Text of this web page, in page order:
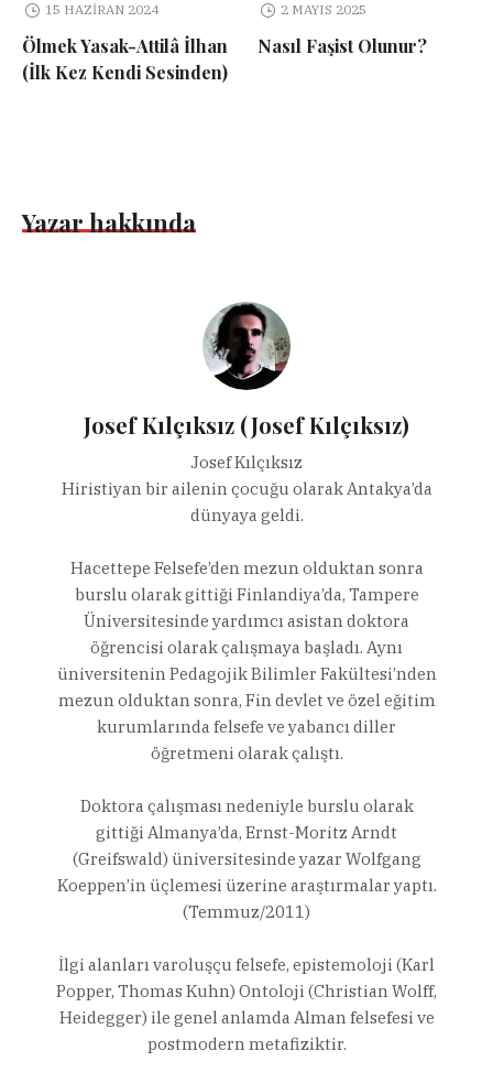
15 HAZIRAN 2024
Ölmek Yasak-Attilâ İlhan
(İlk Kez Kendi Sesinden)
2 MAYIS 2025
Nasıl Faşist Olunur?
Yazar hakkında
Josef Kılçıksız (Josef Kılçıksız)
Josef Kılçıksız
Hiristiyan bir ailenin çocuğu olarak Antakya’da
dünyaya geldi.
Hacettepe Felsefe’den mezun olduktan sonra
burslu olarak gittiği Finlandiya’da, Tampere
Üniversitesinde yardımcı asistan doktora
öğrencisi olarak çalışmaya başladı. Aynı
üniversitenin Pedagojik Bilimler Fakültesi’nden
mezun olduktan sonra, Fin devlet ve özel eğitim
kurumlarında felsefe ve yabancı diller
öğretmeni olarak çalıştı.
Doktora çalışması nedeniyle burslu olarak
gittiği Almanya’da, Ernst-Moritz Arndt
(Greifswald) üniversitesinde yazar Wolfgang
Koeppen’in üçlemesi üzerine araştırmalar yaptı.
(Temmuz/2011)
İlgi alanları varoluşçu felsefe, epistemoloji (Karl
Popper, Thomas Kuhn) Ontoloji (Christian Wolff,
Heidegger) ile genel anlamda Alman felsefesi ve
postmodern metafiziktir.